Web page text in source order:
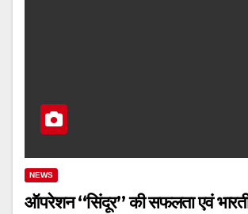
NEWS
ऑपरेशन ‘‘सिंदूर’’ की सफलता एवं